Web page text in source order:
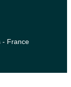
- France